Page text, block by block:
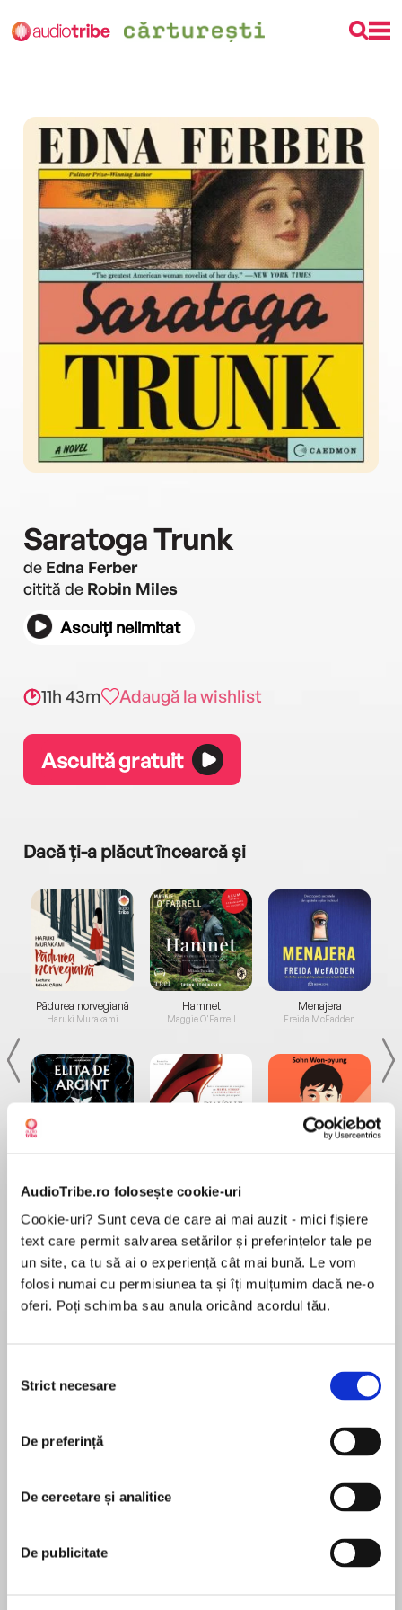
AudioTribe.ro folosește cookie-uri
Cookie-uri? Sunt ceva de care ai mai auzit - mici fișiere
text care permit salvarea setărilor și preferințelor tale pe
un site, ca tu să ai o experiență cât mai bună. Le vom
folosi numai cu permisiunea ta și îți mulțumim dacă ne-o
oferi. Poți schimba sau anula oricând acordul tău.
consimțământului
Strict necesare
De preferință
De cercetare și analitice
De publicitate
Saratoga Trunk
de Edna Ferber
citită de Robin Miles
Asculți nelimitat
11h 43m Adaugă la wishlist
Ascultă gratuit
Dacă ți-a plăcut încearcă și
Pădurea norvegiană
Haruki Murakami
de...
Dani Francis
Hamnet
Maggie O'Farrell
la...
Lauren Weisberger
Menajera
Freida McFadden
Desprecarte
The basis for the classic film starring Gary
enthralling saga of love, greed, and power set in
an ambitious Creole beauty who more than
meets her match in Clint Maroon, a handsome
Texan with a head for business—and an eye for
beautiful young women. Together they do battle
În acest moment nu există recenzii
Edna Ferber
Born in Kalamazoo, Michigan, Edna Ferber (1885-
1968) was a novelist, short-story writer, and